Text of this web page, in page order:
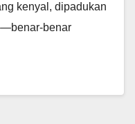
kenyal, dipadukan
benar